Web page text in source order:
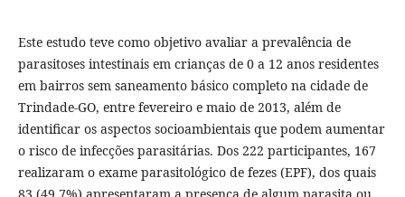
Este estudo teve como objetivo avaliar a prevalência de
parasitoses intestinais em crianças de 0 a 12 anos residentes
em bairros sem saneamento básico completo na cidade de
Trindade-GO, entre fevereiro e maio de 2013, além de
identificar os aspectos socioambientais que podem aumentar
o risco de infecções parasitárias. Dos 222 participantes, 167
realizaram o exame parasitológico de fezes (EPF), dos quais